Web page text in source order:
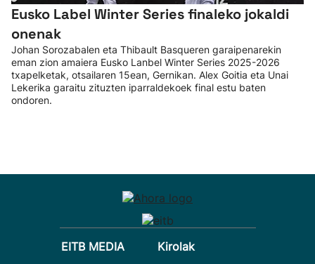
Eusko Label Winter Series finaleko jokaldi
onenak
Johan Sorozabalen eta Thibault Basqueren garaipenarekin
eman zion amaiera Eusko Lanbel Winter Series 2025-2026
txapelketak, otsailaren 15ean, Gernikan. Alex Goitia eta Unai
Lekerika garaitu zituzten iparraldekoek final estu baten
ondoren.
EITB MEDIA
Kirolak